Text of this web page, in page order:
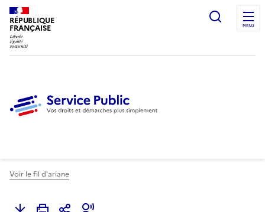
RÉPUBLIQUE
FRANÇAISE
Ouvrir
MENU
Voir le fil d'ariane